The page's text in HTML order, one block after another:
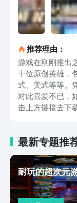
推荐理由：
游戏在刚刚推出
十位原创英雄，
式、美式等等。
对此喜爱不已，
击上方链接去下
以及英雄的特效
极其到位。游戏
高昂的音乐，
独特的魅力。以
哪的相关介绍，
受到很多小伙伴
最新专题推
耐玩的超次元